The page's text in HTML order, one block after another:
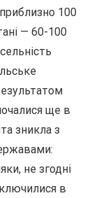
100
— 60-100
ще в
зникла з
не згодні
в